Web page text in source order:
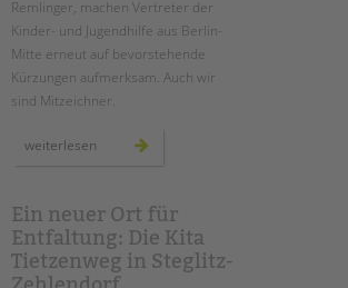
Remlinger, machen Vertreter der
Kinder- und Jugendhilfe aus Berlin-
Mitte erneut auf bevorstehende
Kürzungen aufmerksam. Auch wir
sind Mitzeichner.
weiterlesen erneut
drohende
kinder-
und
jugendhilfe
–
ein
offener
Ein neuer Ort für
Entfaltung: Die Kita
Tietzenweg in Steglitz-